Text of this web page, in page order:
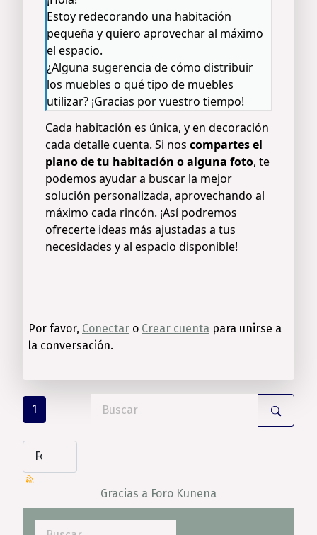
Estoy redecorando una habitación
pequeña y quiero aprovechar al máximo
el espacio.
¿Alguna sugerencia de cómo distribuir
los muebles o qué tipo de muebles
utilizar? ¡Gracias por vuestro tiempo!
Cada habitación es única, y en decoración
cada detalle cuenta. Si nos compartes el
plano de tu habitación o alguna foto, te
podemos ayudar a buscar la mejor
solución personalizada, aprovechando al
máximo cada rincón. ¡Así podremos
ofrecerte ideas más ajustadas a tus
necesidades y al espacio disponible!
Por favor, Conectar o Crear cuenta para unirse a
la conversación.
1
Gracias a Foro Kunena
Buscar